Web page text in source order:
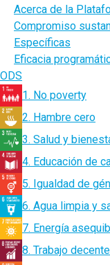
Acerca de la
Compromiso
Específicas
Eficacia
ODS
1. No poverty
2. Hambre cero
3. Salud y
4. Educación de
5. Igualdad de
6. Agua limpia y
7. Energía
8. Trabajo